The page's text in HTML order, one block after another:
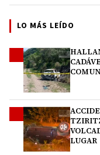
LO MÁS LEÍDO
LUGAR